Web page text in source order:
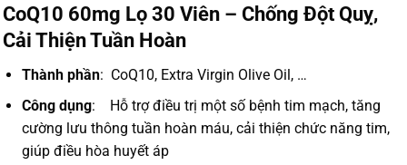
CoQ10 60mg Lọ 30 Viên – Chống Đột Quỵ,
Cải Thiện Tuần Hoàn
Thành phần: CoQ10, Extra Virgin Olive Oil, …
Công dụng: Hỗ trợ điều trị một số bệnh tim mạch, tăng
cường lưu thông tuần hoàn máu, cải thiện chức năng tim,
giúp điều hòa huyết áp